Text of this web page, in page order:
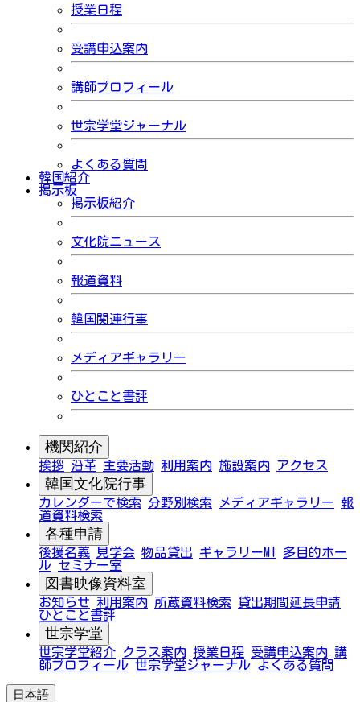
授業日程
受講申込案内
講師プロフィール
世宗学堂ジャーナル
よくある質問
韓国紹介
掲示板
掲示板紹介
文化院ニュース
報道資料
韓国関連行事
メディアギャラリー
ひとこと書評
機関紹介
挨拶 沿革 主要活動 利用案内 施設案内 アクセス
韓国文化院行事
カレンダーで検索 分野別検索 メディアギャラリー 報
道資料検索
各種申請
後援名義 見学会 物品貸出 ギャラリーMI
多目的ホー
ル セミナー室
図書映像資料室
お知らせ 利用案内 所蔵資料検索
貸出期間延長申請
ひとこと書評
世宗学堂
世宗学堂紹介 クラス案内 授業日程 受講申込案内 講
師プロフィール 世宗学堂ジャーナル よくある質問
日本語